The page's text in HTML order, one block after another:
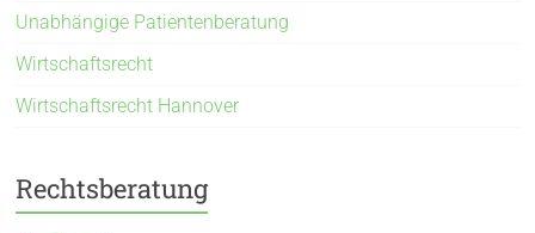
Unabhängige Patientenberatung
Wirtschaftsrecht
Wirtschaftsrecht Hannover
Rechtsberatung